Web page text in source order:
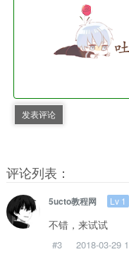
发表评论
评论列表：
5ucto教程网 Lv 1
不错，来试试
#3 2018-03-29